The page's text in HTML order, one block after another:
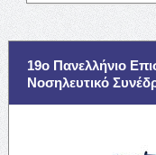
19ο Πανελλήνιο
Νοσηλευτικό